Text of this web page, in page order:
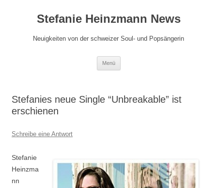
springenStefanie Heinzmann News
Neuigkeiten von der schweizer Soul- und Popsängerin
Menü
Stefanies neue Single “Unbreakable” ist
erschienen
Schreibe eine Antwort
Stefanie
Heinzma
nn